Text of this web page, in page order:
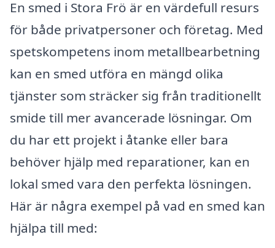
En smed i Stora Frö är en värdefull resurs
för både privatpersoner och företag. Med
spetskompetens inom metallbearbetning
kan en smed utföra en mängd olika
tjänster som sträcker sig från traditionellt
smide till mer avancerade lösningar. Om
du har ett projekt i åtanke eller bara
behöver hjälp med reparationer, kan en
lokal smed vara den perfekta lösningen.
Här är några exempel på vad en smed kan
hjälpa till med: